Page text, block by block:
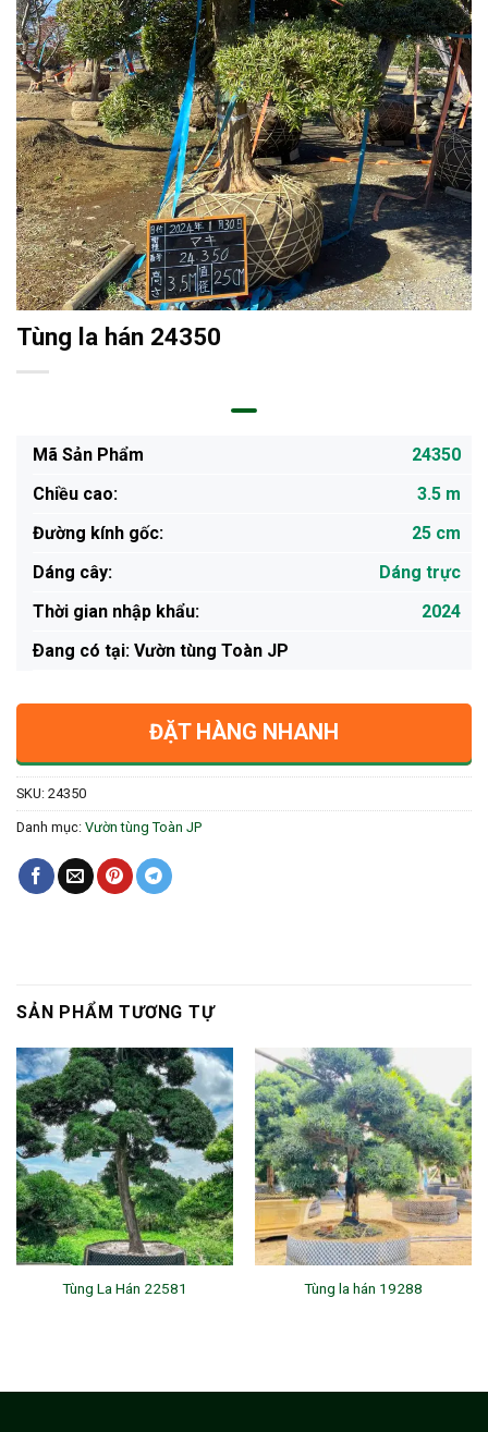
Tùng la hán 24350
Mã Sản Phẩm
24350
Chiều cao:
3.5 m
Đường kính gốc:
25 cm
Dáng cây:
Dáng trực
Thời gian nhập khẩu:
2024
Ðang có tại: Vườn tùng Toàn JP
ĐẶT HÀNG NHANH
SKU: 24350
Danh mục: Vườn tùng Toàn JP
SẢN PHẨM TƯƠNG TỰ
Tùng La Hán 22581 Tùng la hán 19288